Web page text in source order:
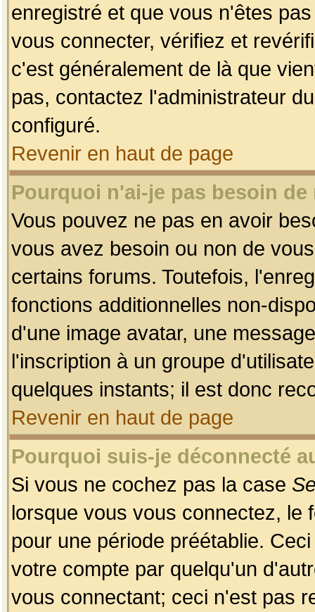
enregistré et que vous n'êtes
vous connecter, vérifiez et
c'est généralement de là que
pas, contactez l'administrateur
configuré.
Revenir en haut de page
Pourquoi n'ai-je pas besoin
Vous pouvez ne pas en avoir
vous avez besoin ou non de
certains forums. Toutefois,
fonctions additionnelles non-
d'une image avatar, une
l'inscription à un groupe
quelques instants; il est donc
Revenir en haut de page
Pourquoi suis-je déconnecté
Si vous ne cochez pas la case
lorsque vous vous connectez, le
pour une période préétablie.
votre compte par quelqu'un
vous connectant; ceci n'est pas